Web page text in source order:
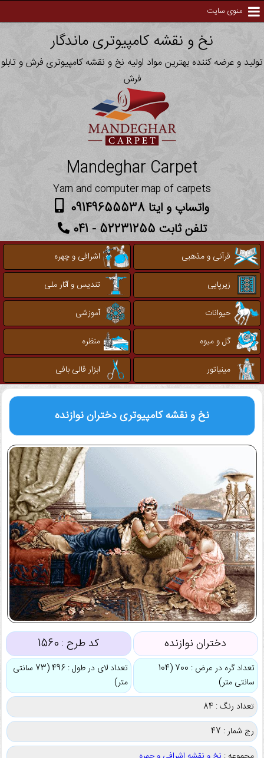
منوی سایت
نخ و نقشه کامپیوتری ماندگار
تولید و عرضه کننده بهترین مواد اولیه نخ و نقشه کامپیوتری فرش و تابلو
فرش
Mandeghar Carpet
Yarn and computer map of carpets
واتساپ و ایتا 09149655538
تلفن ثابت 52231255 - 041
قرآنی و مذهبی
اشرافی و چهره
زیرپایی
تندیس و آثار ملی
حیوانات
آموزشی
گل و میوه
منظره
مینیاتور
ابزار قالی بافی
نخ و نقشه کامپیوتریدختران نوازنده
دختران نوازنده کد طرح : 1560
تعداد گره در عرض : 700 (104
سانتی متر)
تعداد لای در طول : 496 (73 سانتی
متر)
تعداد رنگ : 84
رج شمار : 47